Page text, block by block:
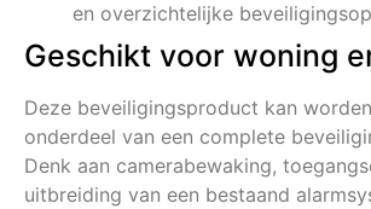
en overzichtelijke
Geschikt voor woning
Deze beveiligingsproduct kan
onderdeel van een complete
Denk aan camerabewaking,
uitbreiding van een bestaand